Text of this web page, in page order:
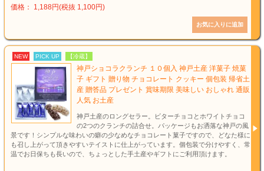
価格： 1,188円(税抜 1,100円)
NEW PICK UP 【冷蔵】
神戸ショコラクランチ １０個入 神戸土産 洋菓子 焼菓
子 ギフト 贈り物 チョコレート クッキー 個包装 帰省土
産 贈答品 プレゼント 賞味期限 美味しい おしゃれ 通販
人気 お土産
神戸土産のロングセラー。ビターチョコとホワイトチョコ
の2つのクランチの詰合せ。パッケージもお洒落な神戸の風
景です！シンプルな味わいの癖の少なめなチョコレート菓子ですので、どなた様に
も召し上がって頂きやすいテイストに仕上がっています。個包装で分けやすく、常
温でお日保ちも長いので、ちょっとした手土産やギフトにご利用頂けます。